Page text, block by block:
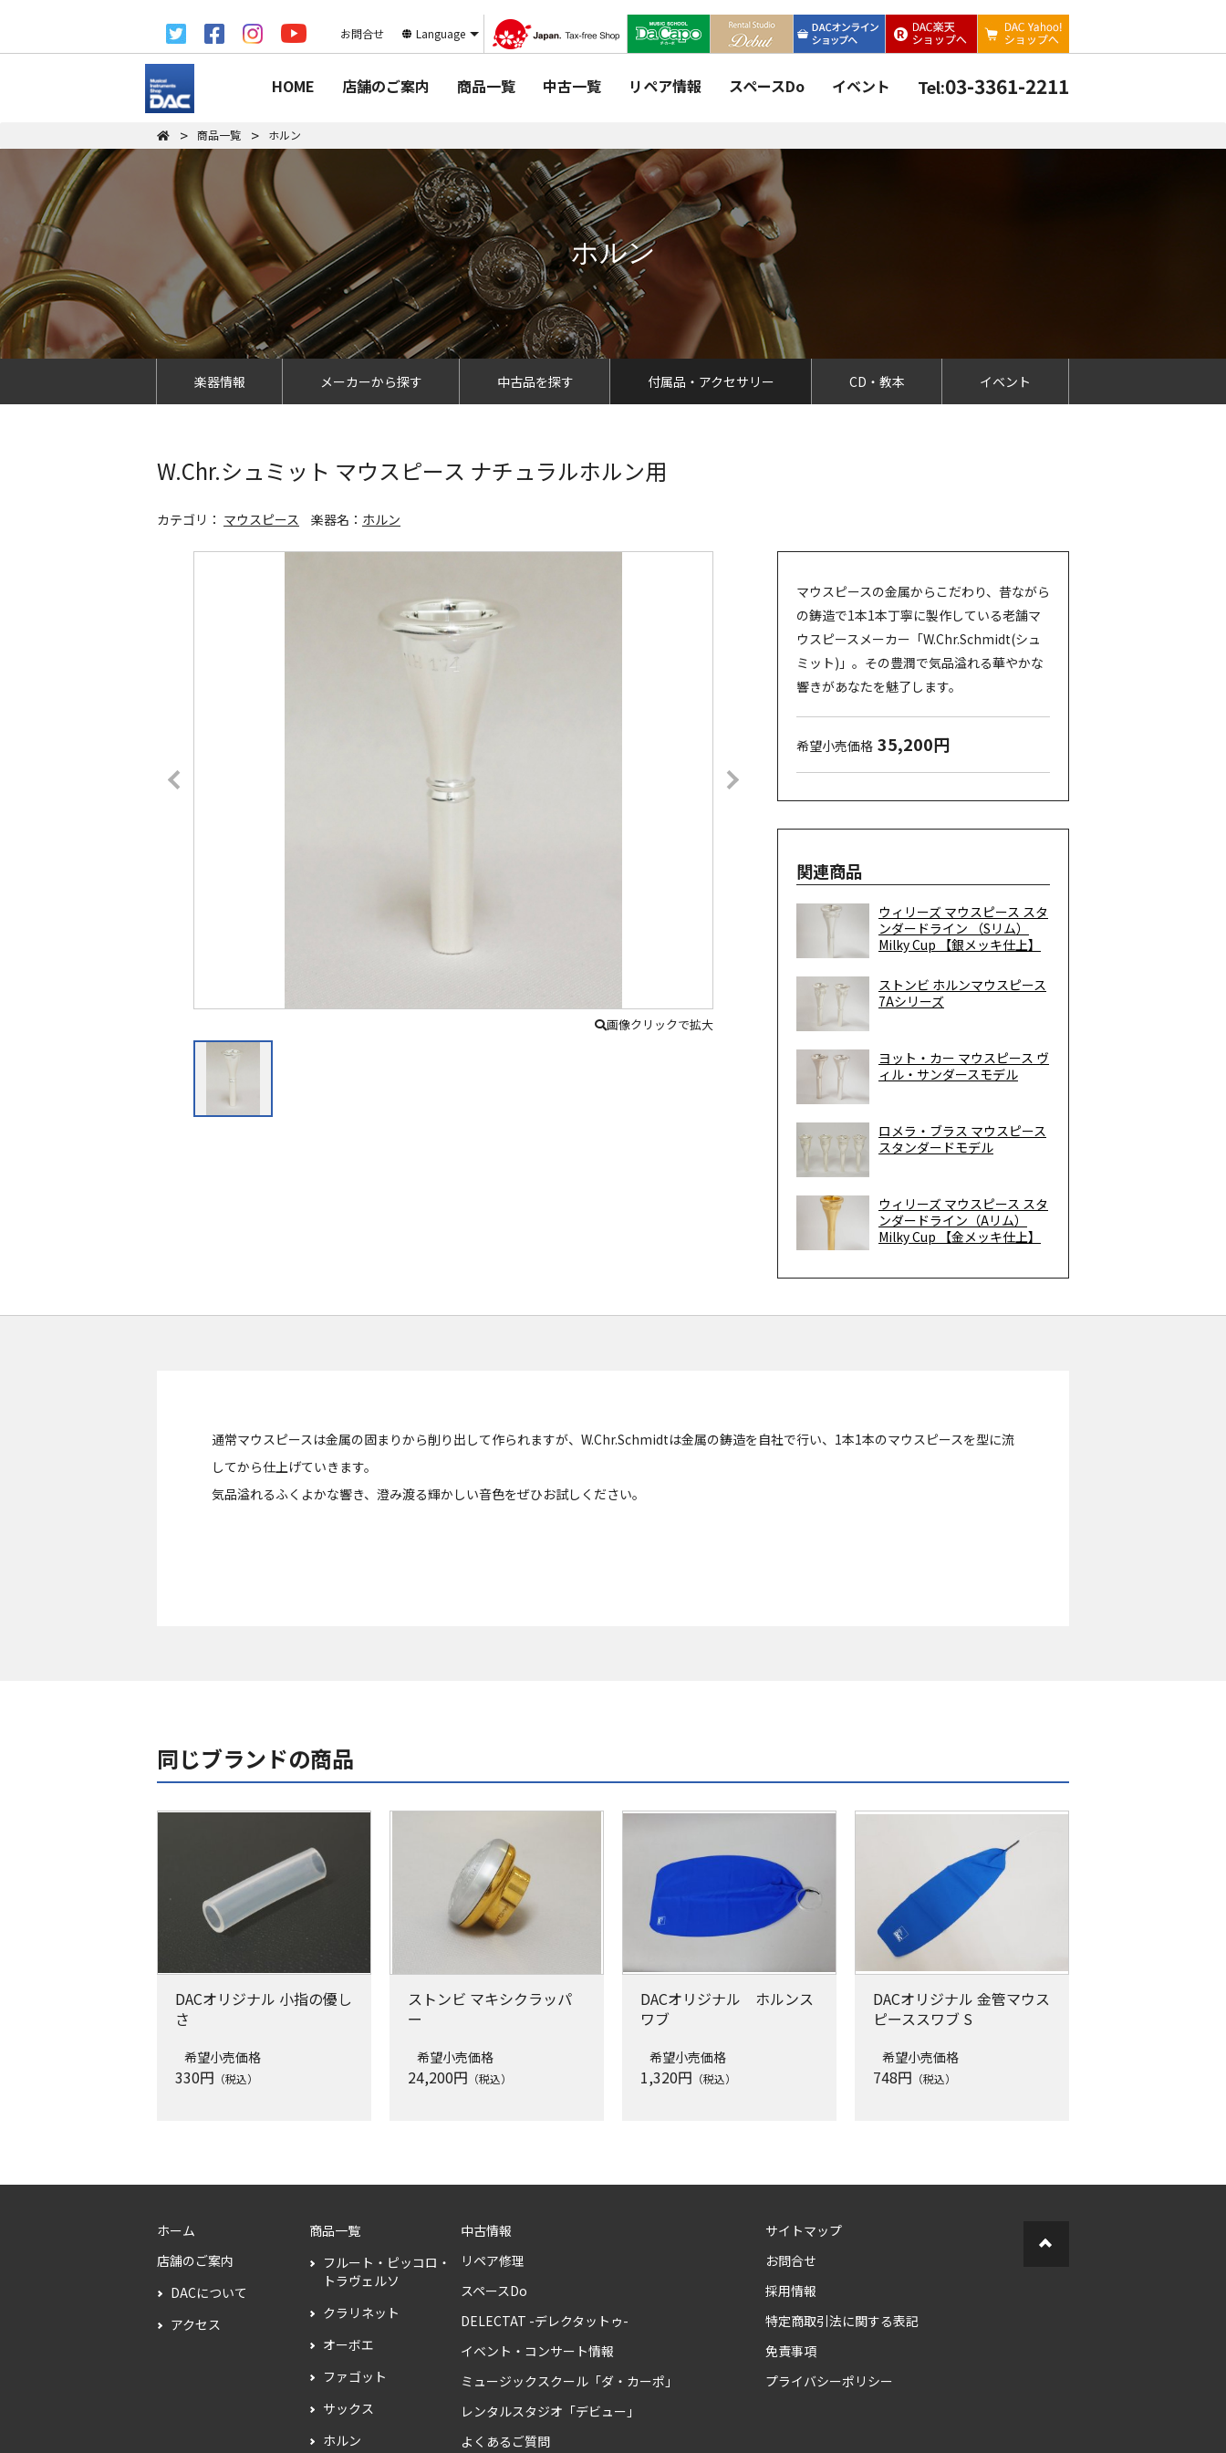
お問合せ Language
HOME 店舗のご案内 商品一覧 中古一覧 リペア情報 スペースDo イベント Tel:03-3361-2211
商品一覧 ホルン
ホルン
楽器情報 メーカーから探す 中古品を探す 付属品・アクセサリー CD・教本 イベント
W.Chr.シュミット マウスピース ナチュラルホルン用
カテゴリ： マウスピース 楽器名： ホルン
画像クリックで拡大
マウスピースの金属からこだわり、昔ながら
の鋳造で1本1本丁寧に製作している老舗マ
ウスピースメーカー「W.Chr.Schmidt(シュ
ミット)」。その豊潤で気品溢れる華やかな
響きがあなたを魅了します。
希望小売価格 35,200円
関連商品
ウィリーズ マウスピース スタ
ンダードライン （Sリム）
Milky Cup 【銀メッキ仕上】
ストンビ ホルンマウスピース
7Aシリーズ
ヨット・カー マウスピース ヴ
ィル・サンダースモデル
ロメラ・ブラス マウスピース
スタンダードモデル
ウィリーズ マウスピース スタ
ンダードライン（Aリム）
Milky Cup 【金メッキ仕上】
通常マウスピースは金属の固まりから削り出して作られますが、W.Chr.Schmidtは金属の鋳造を自社で行い、1本1本のマウスピースを型に流
してから仕上げていきます。
気品溢れるふくよかな響き、澄み渡る輝かしい音色をぜひお試しください。
同じブランドの商品
DACオリジナル 小指の優し
さ
希望小売価格
330円 （税込）
ストンビ マキシクラッパ
ー
希望小売価格
24,200円 （税込）
DACオリジナル ホルンス
ワブ
希望小売価格
1,320円 （税込）
DACオリジナル 金管マウス
ピーススワブ S
希望小売価格
748円 （税込）
ホーム
店舗のご案内
DACについて
アクセス
商品一覧
フルート・ピッコロ・
トラヴェルソ
クラリネット
オーボエ
ファゴット
サックス
ホルン
中古情報
リペア修理
スペースDo
DELECTAT -デレクタットゥ-
イベント・コンサート情報
ミュージックスクール「ダ・カーポ」
レンタルスタジオ「デビュー」
よくあるご質問
サイトマップ
お問合せ
採用情報
特定商取引法に関する表記
免責事項
プライバシーポリシー